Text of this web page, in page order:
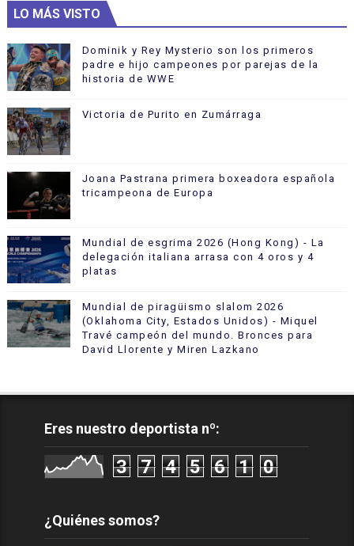
LO MÁS VISTO
Dominik y Rey Mysterio son los primeros
padre e hijo campeones por parejas de la
historia de WWE
Victoria de Purito en Zumárraga
Joana Pastrana primera boxeadora española
tricampeona de Europa
Mundial de esgrima 2026 (Hong Kong) - La
delegación italiana arrasa con 4 oros y 4
platas
Mundial de piragüismo slalom 2026
(Oklahoma City, Estados Unidos) - Miquel
Travé campeón del mundo. Bronces para
David Llorente y Miren Lazkano
Eres nuestro deportista nº:
3 7 4 5 6 1 0
¿Quiénes somos?